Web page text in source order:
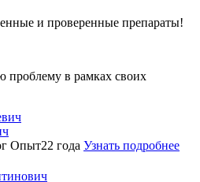
и проверенные препараты!
в рамках своих
Опыт22 года Узнать подробнее